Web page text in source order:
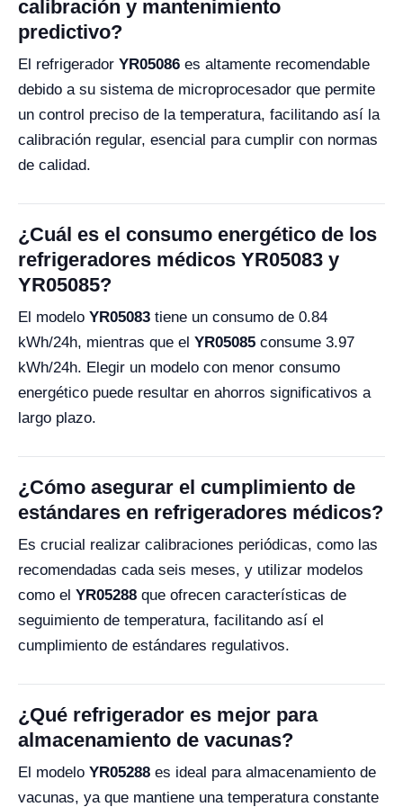
calibración y mantenimiento
predictivo?
El refrigerador YR05086 es altamente recomendable
debido a su sistema de microprocesador que permite
un control preciso de la temperatura, facilitando así la
calibración regular, esencial para cumplir con normas
de calidad.
¿Cuál es el consumo energético de los
refrigeradores médicos YR05083 y
YR05085?
El modelo YR05083 tiene un consumo de 0.84
kWh/24h, mientras que el YR05085 consume 3.97
kWh/24h. Elegir un modelo con menor consumo
energético puede resultar en ahorros significativos a
largo plazo.
¿Cómo asegurar el cumplimiento de
estándares en refrigeradores médicos?
Es crucial realizar calibraciones periódicas, como las
recomendadas cada seis meses, y utilizar modelos
como el YR05288 que ofrecen características de
seguimiento de temperatura, facilitando así el
cumplimiento de estándares regulativos.
¿Qué refrigerador es mejor para
almacenamiento de vacunas?
El modelo YR05288 es ideal para almacenamiento de
vacunas, ya que mantiene una temperatura constante